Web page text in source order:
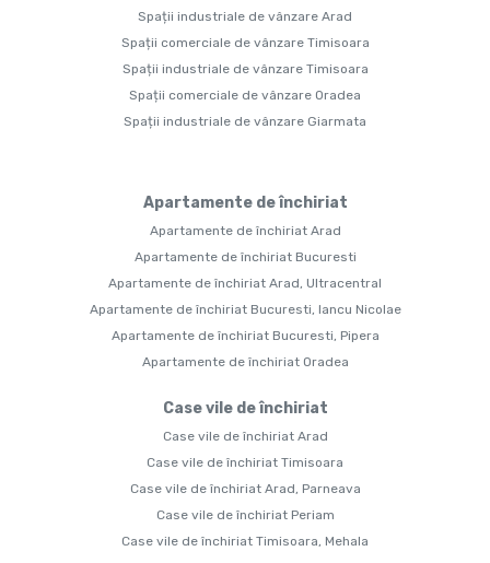
Spații industriale de vânzare Arad
Spații comerciale de vânzare Timisoara
Spații industriale de vânzare Timisoara
Spații comerciale de vânzare Oradea
Spații industriale de vânzare Giarmata
Apartamente de închiriat
Apartamente de închiriat Arad
Apartamente de închiriat Bucuresti
Apartamente de închiriat Arad, Ultracentral
Apartamente de închiriat Bucuresti, Iancu Nicolae
Apartamente de închiriat Bucuresti, Pipera
Apartamente de închiriat Oradea
Case vile de închiriat
Case vile de închiriat Arad
Case vile de închiriat Timisoara
Case vile de închiriat Arad, Parneava
Case vile de închiriat Periam
Case vile de închiriat Timisoara, Mehala